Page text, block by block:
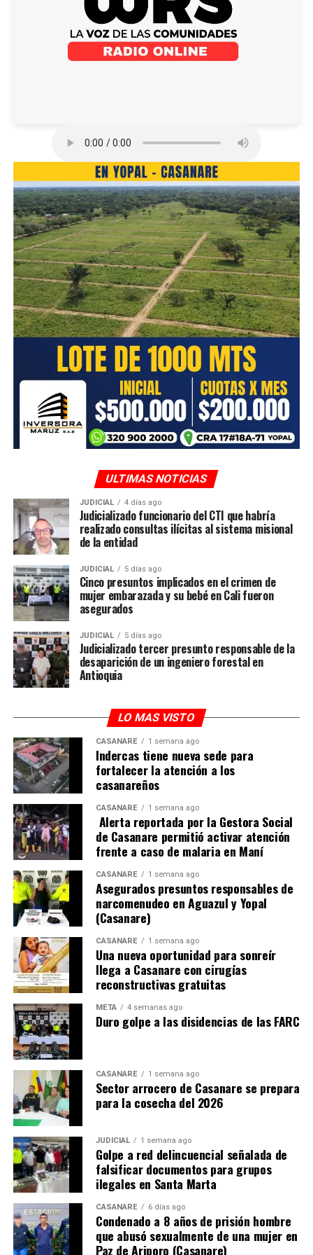
La administración del gobernador César Ortiz Zorro
respaldó la solicitud de los productores para convocar a
la industria molinera y propiciar un espacio de diálogo
que permita concertar el precio del arroz paddy verde.
Actualmente, el valor de compra se ubica alrededor de
los 1.270 pesos, cifra que, según el gremio, está por
debajo del precio establecido para 2025.
La Gobernación de Casanare, Fedearroz, las alcaldías y
la Secretaría de Agricultura adelantan el censo de
afectaciones ocasionadas por la ola invernal en los
cultivos arroceros. La estimación preliminar indica
daños en cerca de 13.000 hectáreas, de las cuales ya se
han censado 4.200.
Como parte del encuentro, el secretario de Agricultura
agradeció el respaldo de Fedearroz y de su gerente
toneladas de arroz blanco que serán destinadas a los
paquetes de ayuda humanitaria para las más de 10.000
familias damnificadas por la ola invernal en Casanare.
ULTIMAS NOTICIAS
JUDICIAL 4 días ago
Judicializado funcionario del CTI que habría
realizado consultas ilícitas al sistema misional
de la entidad
JUDICIAL 5 días ago
Cinco presuntos implicados en el crimen de
mujer embarazada y su bebé en Cali fueron
asegurados
JUDICIAL 5 días ago
Judicializado tercer presunto responsable de la
desaparición de un ingeniero forestal en
Antioquia
LO MAS VISTO
CASANARE 1 semana ago
Indercas tiene nueva sede para
fortalecer la atención a los
casanareños
CASANARE 1 semana ago
Alerta reportada por la Gestora Social
de Casanare permitió activar atención
frente a caso de malaria en Maní
CASANARE 1 semana ago
Asegurados presuntos responsables de
narcomenudeo en Aguazul y Yopal
(Casanare)
CASANARE 1 semana ago
Una nueva oportunidad para sonreír
llega a Casanare con cirugías
reconstructivas gratuitas
META 4 semanas ago
Duro golpe a las disidencias de las FARC
CASANARE 1 semana ago
Sector arrocero de Casanare se prepara
para la cosecha del 2026
JUDICIAL 1 semana ago
Golpe a red delincuencial señalada de
falsificar documentos para grupos
ilegales en Santa Marta
CASANARE 6 días ago
Condenado a 8 años de prisión hombre
que abusó sexualmente de una mujer en
Paz de Ariporo (Casanare)